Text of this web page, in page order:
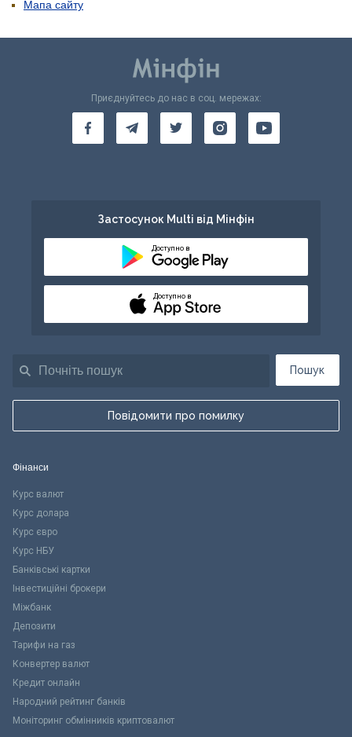
Мапа сайту
Пошук
Повідомити про помилку
Приєднуйтесь до нас в соц. мережах:
Застосунок Multi від Мінфін
Доступно в
Доступно в
Фінанси
Курс валют
Курс долара
Курс євро
Курс НБУ
Банківські картки
Інвестиційні брокери
Міжбанк
Депозити
Тарифи на газ
Конвертер валют
Кредит онлайн
Народний рейтинг банків
Моніторинг обмінників криптовалют